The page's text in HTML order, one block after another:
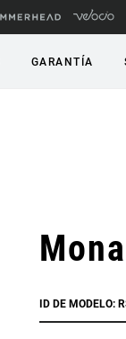
GARANTÍA
ID DE MODELO: